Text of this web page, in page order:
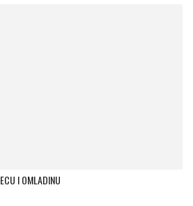
I OMLADINU